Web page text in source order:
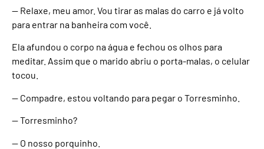
— Relaxe, meu amor. Vou tirar as malas do carro e já volto
para entrar na banheira com você.
Ela afundou o corpo na água e fechou os olhos para
meditar. Assim que o marido abriu o porta-malas, o celular
tocou.
— Compadre, estou voltando para pegar o Torresminho.
— Torresminho?
— O nosso porquinho.